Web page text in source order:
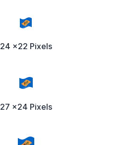
24 x22 Pixels
27 x24 Pixels